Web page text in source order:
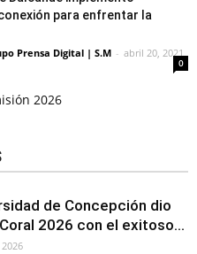
para enfrentar la
Prensa Digital | S.M - abril 20, 2021
0
de Concepción dio
2026 con el exitoso...